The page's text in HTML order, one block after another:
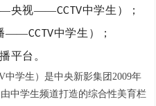
央视——CCTV中学生）；
——CCTV中学生）；
平台。
中学生）是中央新影集团2009年
中学生频道打造的综合性美育栏